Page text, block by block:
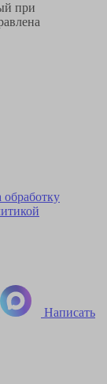
при
обработку
Написать